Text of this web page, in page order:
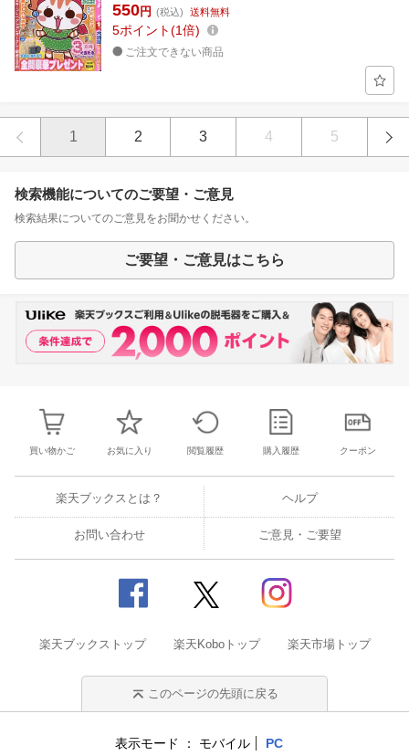
550円 (税込) 送料無料
5ポイント 1倍
ご注文できない商品
1 2 3 4 5
検索機能についてのご要望・ご意見
検索結果についてのご意見をお聞かせください。
ご要望・ご意見はこちら
買い物かご お気に入り 閲覧履歴 購入履歴 クーポン
楽天ブックスとは？ ヘルプ
お問い合わせ ご意見・ご要望
楽天ブックストップ 楽天Koboトップ 楽天市場トップ
このページの先頭に戻る
表示モード モバイル PC